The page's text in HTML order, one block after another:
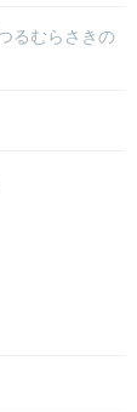
るむらさきの